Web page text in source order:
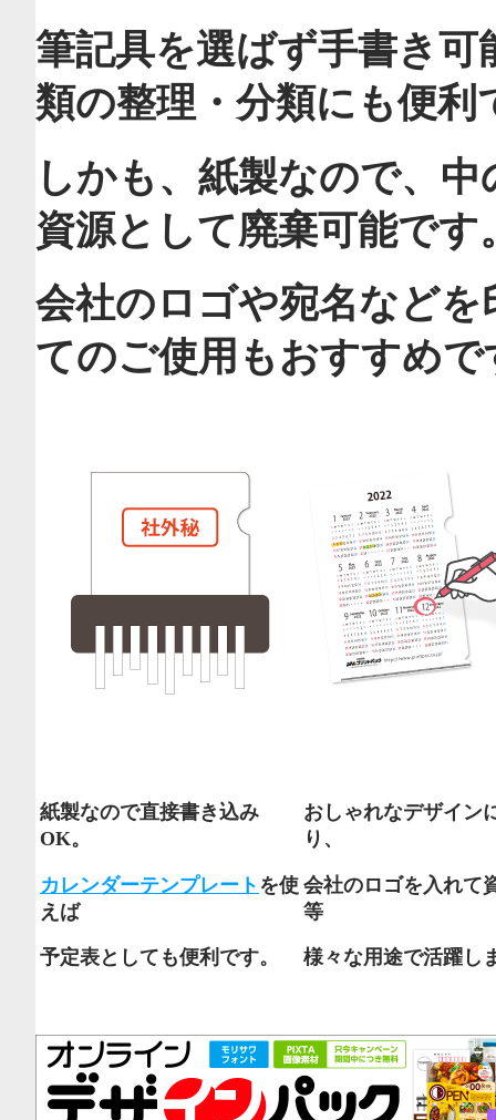
筆記具を選ばず手書き
類の整理・分類にも便利
しかも、紙製なので、
資源として廃棄可能です
会社のロゴや宛名など
てのご使用もおすすめで
紙製なので直接書き込み
OK。
カレンダーテンプレート を使
えば
予定表としても便利です。
おしゃれなデザイン
り、
会社のロゴを入れて
等
様々な用途で活躍し